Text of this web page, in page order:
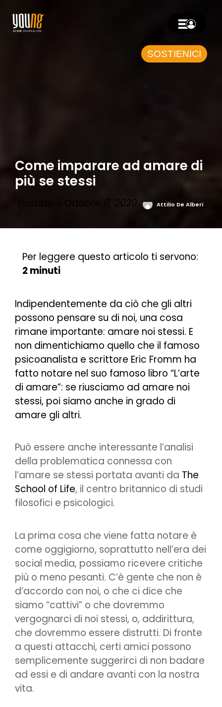
SOSTIENICI
Come imparare ad amare di
più se stessi
Postato il Ottobre 6, 2020
Attilio De Alberi
Per leggere questo articolo ti servono:
2 minuti
Indipendentemente da ciò che gli altri
possono pensare su di noi, una cosa
rimane importante: amare noi stessi. E
non dimentichiamo quello che il famoso
psicoanalista e scrittore Eric Fromm ha
fatto notare nel suo famoso libro “L’arte
di amare”: se riusciamo ad amare noi
stessi, poi siamo anche in grado di
amare gli altri.
Può essere anche interessante l’analisi
della problematica connessa con
l’amare se stessi portata avanti da The
School of Life, il centro britannico di studi
filosofici e psicologici.
La prima cosa che viene fatta notare è
come oggigiorno, soprattutto nell’era dei
social media, possiamo ricevere critiche
più o meno pesanti. C’è gente che non è
d’accordo con noi, o che ci dice che
siamo “cattivi” o che dovremmo
vergognarci di noi stessi, o, addirittura,
che dovremmo essere distrutti. Di fronte
a questi attacchi, certi amici possono
semplicemente suggerirci di non badare
ad essi e di andare avanti con la nostra
vita.